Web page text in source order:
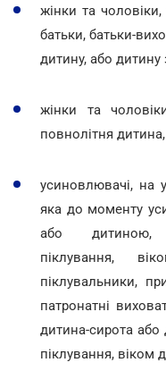
жінки та
батьки, батьки-
дитину, або дитину
жінки та
повнолітня
усиновлювачі, на
яка до моменту
або дитиною,
піклування,
піклувальники,
патронатні
дитина-сирота або
піклування, віком